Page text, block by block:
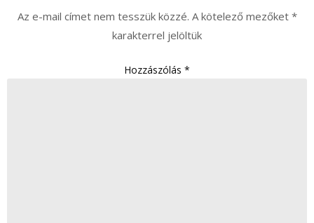
Az e-mail címet nem tesszük közzé. A kötelező mezőket *
karakterrel jelöltük
Hozzászólás *